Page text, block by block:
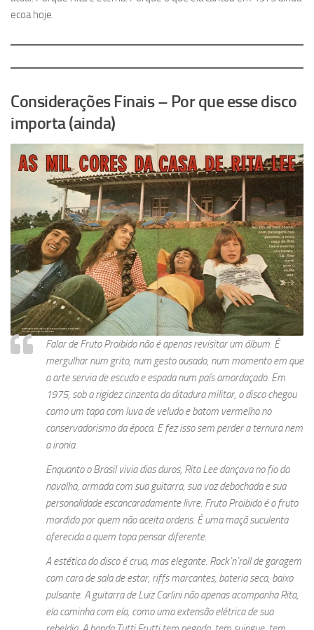
ecoa hoje.
Considerações Finais – Por que esse disco
importa (ainda)
Falar deFruto Proibidonão é apenas revisitar um álbum. É
mergulhar num grito, num gesto ousado, num momento em que
a arte servia de escudo e espada num país amordaçado. Em
1975, sob a rigidez cinzenta da ditadura militar, o disco chegou
como um tapa com luva de veludo e batom vermelho no
conservadorismo da época. E fez isso sem perder a ternura nem
a ironia.
Enquanto o Brasil vivia dias duros, Rita Lee dançava no fio da
navalha, armada com sua guitarra, sua voz debochada e sua
personalidade escancaradamente livre. Fruto Proibidoé o fruto
mordido por quem não aceita ordens. É uma maçã suculenta
oferecida a quem topa pensar diferente.
A estética do disco é crua, mas elegante. Rock’n’roll de garagem
com cara de sala de estar, riffs marcantes, bateria seca, baixo
pulsante. A guitarra de Luiz Carlini não apenas acompanha Rita,
ela caminha com ela, como uma extensão elétrica de sua